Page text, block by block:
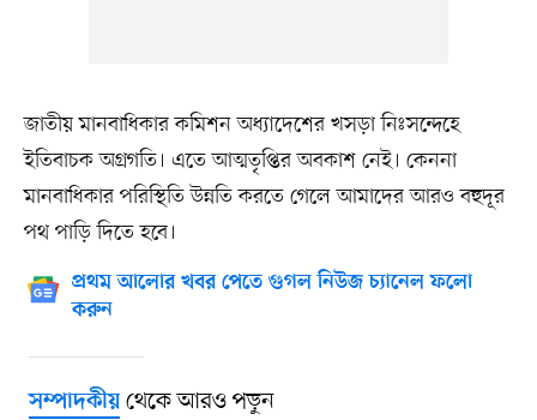
জাতীয় মানবাধিকার কমিশন অধ্যাদেশের খসড়া নিঃসন্দেহে
ইতিবাচক অগ্রগতি। এতে আত্মতৃপ্তির অবকাশ নেই। কেননা
মানবাধিকার পরিস্থিতি উন্নতি করতে গেলে আমাদের আরও বহুদূর
পথ পাড়ি দিতে হবে।
প্রথম আলোর খবর পেতে গুগল নিউজ চ্যানেল ফলো
করুন
সম্পাদকীয়থেকে আরও পড়ুন